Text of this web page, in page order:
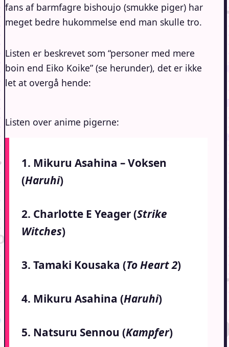
fans af barmfagre bishoujo (smukke piger) har
meget bedre hukommelse end man skulle tro.
Listen er beskrevet som “personer med mere
boin end Eiko Koike” (se herunder), det er ikke
let at overgå hende:
Listen over anime pigerne:
1. Mikuru Asahina – Voksen
(Haruhi)
2. Charlotte E Yeager (Strike
Witches)
3. Tamaki Kousaka (To Heart 2)
4. Mikuru Asahina (Haruhi)
5. Natsuru Sennou (Kampfer)